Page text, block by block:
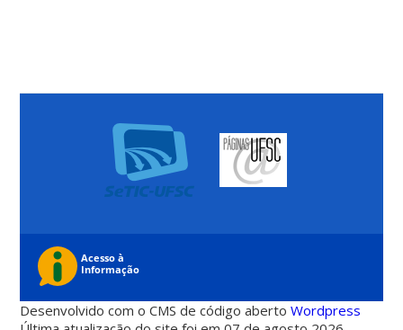
Desenvolvido com o CMS de código abertoWordpress